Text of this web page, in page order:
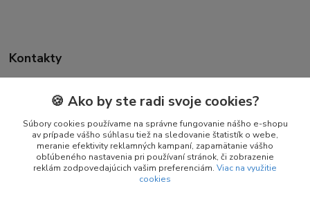
Kontakty
+421 944 947 463
(Pon-Pia 08:00-16:00)
info@nasatvorba.sk
🍪 Ako by ste radi svoje cookies?
Súbory cookies používame na správne fungovanie nášho e-shopu
av prípade vášho súhlasu tiež na sledovanie štatistík o webe,
meranie efektivity reklamných kampaní, zapamätanie vášho
obľúbeného nastavenia pri používaní stránok, či zobrazenie
reklám zodpovedajúcich vašim preferenciám. Viac na využitie
cookies